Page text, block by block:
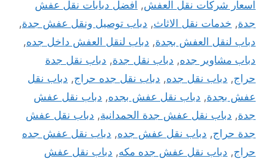
اسعار شركات نقل العفش, افضل دبابات نقل عفش
جدة, خدمات نقل الاثاث, دباب توصيل ونقل عفش جدة,
دباب لنقل العفش بجدة, دباب لنقل العفش داخل جده,
دباب مشاوير جده, دباب نقل جدة, دباب نقل جدة
حراج, دباب نقل جده, دباب نقل جده حراج, دباب نقل
عفش بجدة, دباب نقل عفش بجده, دباب نقل عفش
جدة, دباب نقل عفش جدة الحمدانية, دباب نقل عفش
جدة حراج, دباب نقل عفش جده, دباب نقل عفش جده
حراج, دباب نقل عفش جده مكه, دباب نقل عفش